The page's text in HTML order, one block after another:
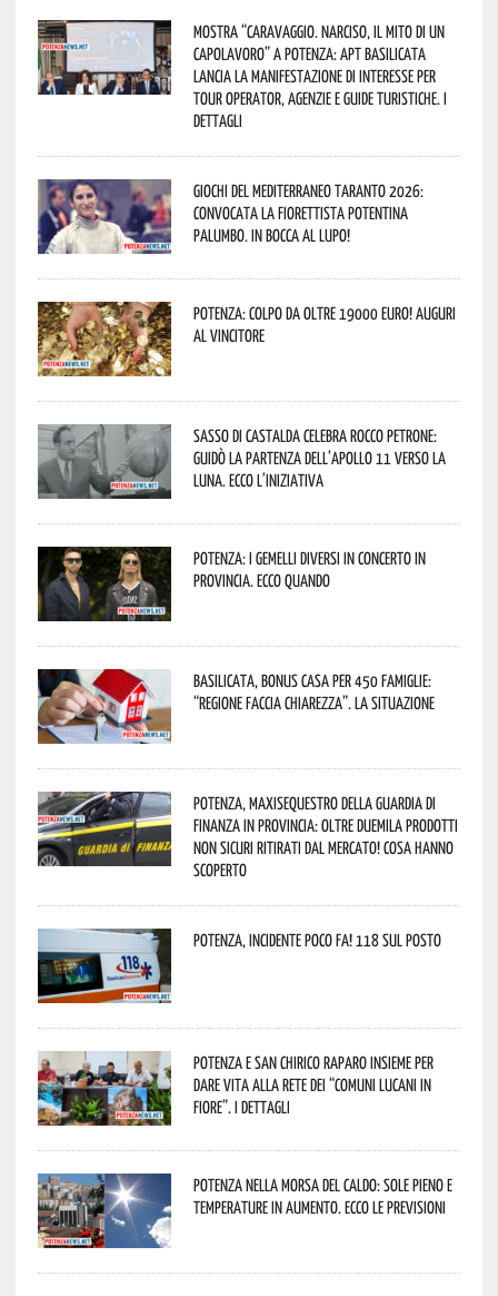
Mostra “Caravaggio. Narciso, il mito di un
capolavoro” a Potenza: APT Basilicata
lancia la manifestazione di interesse per
Tour Operator, Agenzie e Guide Turistiche. I
dettagli
Giochi del Mediterraneo Taranto 2026:
convocata la fiorettista potentina
Palumbo. In bocca al lupo!
Potenza: colpo da oltre 19000 Euro! Auguri
al vincitore
Sasso di Castalda celebra Rocco Petrone:
guidò la partenza dell’Apollo 11 verso la
Luna. Ecco l’iniziativa
Potenza: i Gemelli DiVersi in concerto in
provincia. Ecco quando
Basilicata, Bonus casa per 450 famiglie:
“Regione faccia chiarezza”. La situazione
Potenza, maxisequestro della Guardia di
Finanza in provincia: oltre duemila prodotti
non sicuri ritirati dal mercato! Cosa hanno
scoperto
Potenza, incidente poco fa! 118 sul posto
Potenza e San Chirico Raparo insieme per
dare vita alla rete dei “Comuni Lucani in
Fiore”. I dettagli
Potenza nella morsa del caldo: sole pieno e
temperature in aumento. Ecco le previsioni